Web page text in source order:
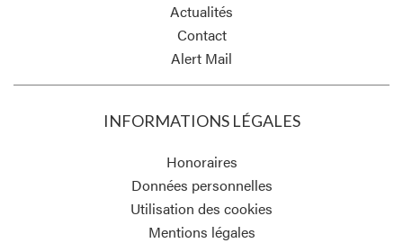
Actualités
Contact
Alert Mail
INFORMATIONS LÉGALES
Honoraires
Données personnelles
Utilisation des cookies
Mentions légales